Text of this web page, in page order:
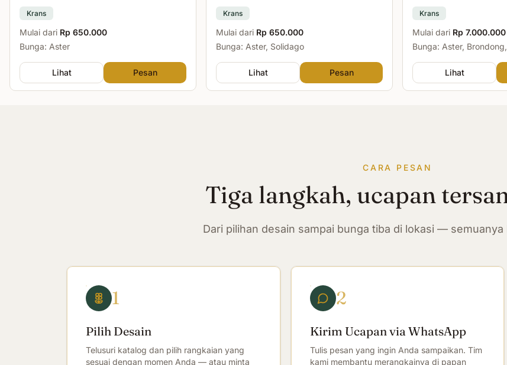
Krans
Mulai dari Rp 650.000
Bunga: Aster
Lihat Pesan
Krans
Mulai dari Rp 650.000
Bunga: Aster, Solidago
Lihat Pesan
Krans
Mulai dari Rp 7.000.000
Bunga: Aster,
Lihat
CARA PESAN
Tiga langkah, ucapan
Dari pilihan desain sampai bunga tiba di lokasi —
1
Pilih Desain
Telusuri katalog dan pilih rangkaian yang
sesuai dengan momen Anda — atau minta
2
Kirim Ucapan via WhatsApp
Tulis pesan yang ingin Anda sampaikan. Tim
kami membantu merangkainya di papan